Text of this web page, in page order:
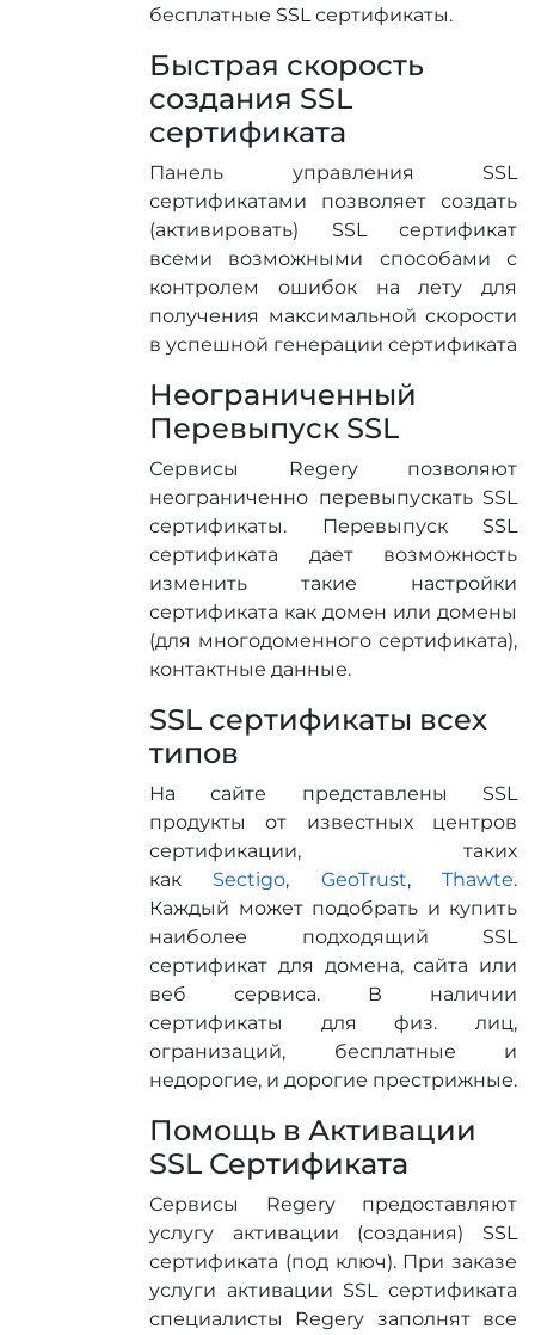
бесплатные SSL сертификаты.
Быстрая скорость
создания SSL
сертификата
Панель управления SSL
сертификатами позволяет создать
(активировать) SSL сертификат
всеми возможными способами с
контролем ошибок на лету для
получения максимальной скорости
в успешной генерации сертификата
Неограниченный
Перевыпуск SSL
Сервисы Regery позволяют
неограниченно перевыпускать SSL
сертификаты. Перевыпуск SSL
сертификата дает возможность
изменить такие настройки
сертификата как домен или домены
(для многодоменного сертификата),
контактные данные.
SSL сертификаты всех
типов
На сайте представлены SSL
продукты от известных центров
сертификации, таких
как Sectigo, GeoTrust,Thawte.
Каждый может подобрать и купить
наиболее подходящий SSL
сертификат для домена, сайта или
веб сервиса. В наличии
сертификаты для физ. лиц,
огранизаций, бесплатные и
недорогие, и дорогие престрижные.
Помощь в Активации
SSL Сертификата
Сервисы Regery предоставляют
услугу активации (создания) SSL
сертификата (под ключ). При заказе
услуги активации SSL сертификата
специалисты Regery заполнят все